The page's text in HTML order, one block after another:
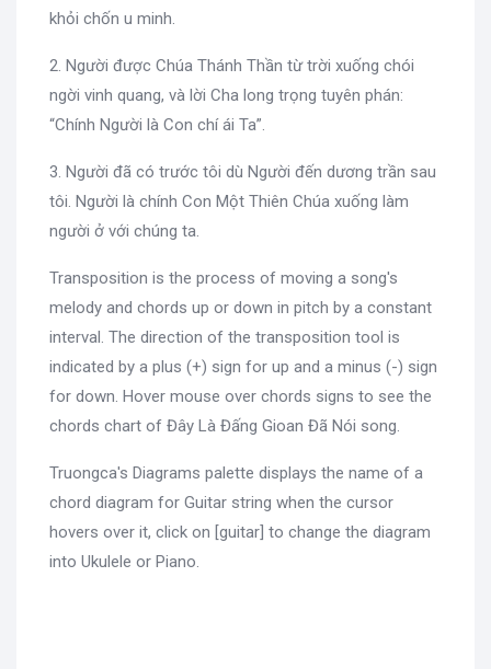
khỏi chốn u minh.
2. Người được Chúa Thánh Thần từ trời xuống chói
ngời vinh quang, và lời Cha long trọng tuyên phán:
“Chính Người là Con chí ái Ta”.
3. Người đã có trước tôi dù Người đến dương trần sau
tôi. Người là chính Con Một Thiên Chúa xuống làm
người ở với chúng ta.
Transposition is the process of moving a song's
melody and chords up or down in pitch by a constant
interval. The direction of the transposition tool is
indicated by a plus (+) sign for up and a minus (-) sign
for down. Hover mouse over chords signs to see the
chords chart of Đây Là Đấng Gioan Đã Nói song.
Truongca's Diagrams palette displays the name of a
chord diagram for Guitar string when the cursor
hovers over it, click on [guitar] to change the diagram
into Ukulele or Piano.